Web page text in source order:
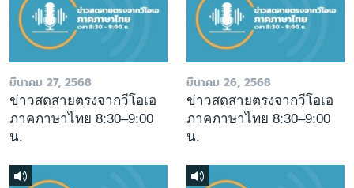
มีนาคม 27, 2568
ข่าวสดสายตรงจากวีโอเอ
ภาคภาษาไทย 8:30–9:00
น.
มีนาคม 26, 2568
ข่าวสดสายตรงจากวีโอเอ
ภาคภาษาไทย 8:30–9:00
น.